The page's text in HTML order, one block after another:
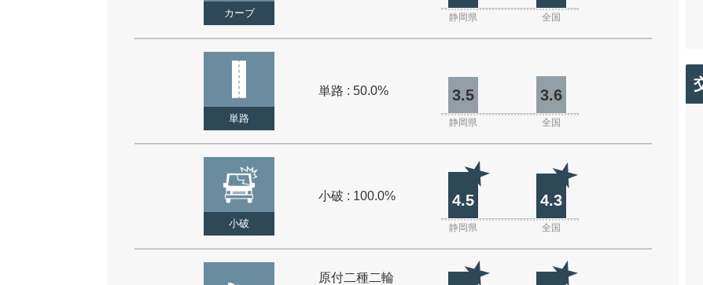
カーブ 静岡県 全国
単路
単路 : 50.0% 3.5 3.6
静岡県 全国
小破
小破 : 100.0% 4.5 4.3
静岡県 全国
原付二種二輪